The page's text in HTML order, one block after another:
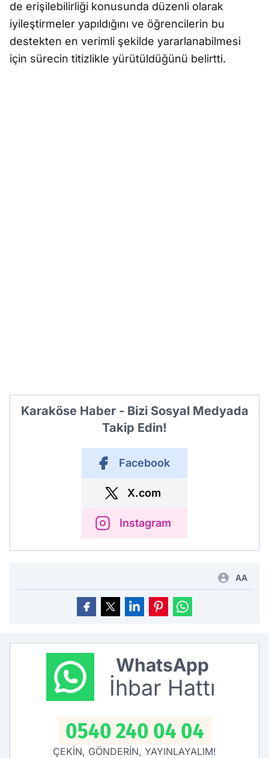
de erişilebilirliği konusunda düzenli olarak
iyileştirmeler yapıldığını ve öğrencilerin bu
destekten en verimli şekilde yararlanabilmesi
için sürecin titizlikle yürütüldüğünü belirtti.
Karaköse Haber - Bizi Sosyal Medyada
Takip Edin!
Facebook
X.com
Instagram
AA
WhatsApp
İhbar Hattı
0540 240 04 04
ÇEKİN, GÖNDERİN, YAYINLAYALIM!